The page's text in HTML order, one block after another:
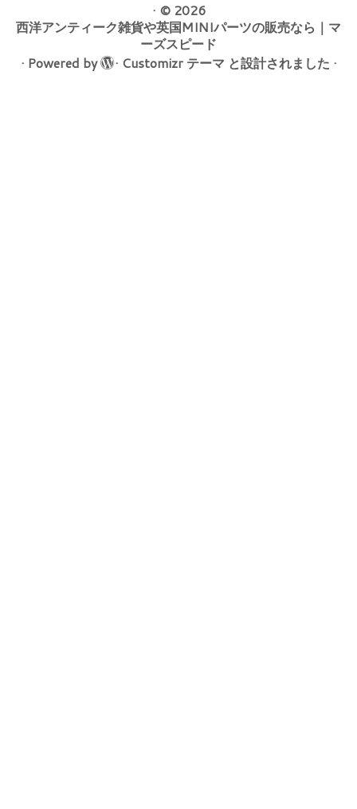
· © 2026
西洋アンティーク雑貨や英国MINIパーツの販売なら｜マ
ーズスピード
· Powered by · Customizr テーマ と設計されました ·